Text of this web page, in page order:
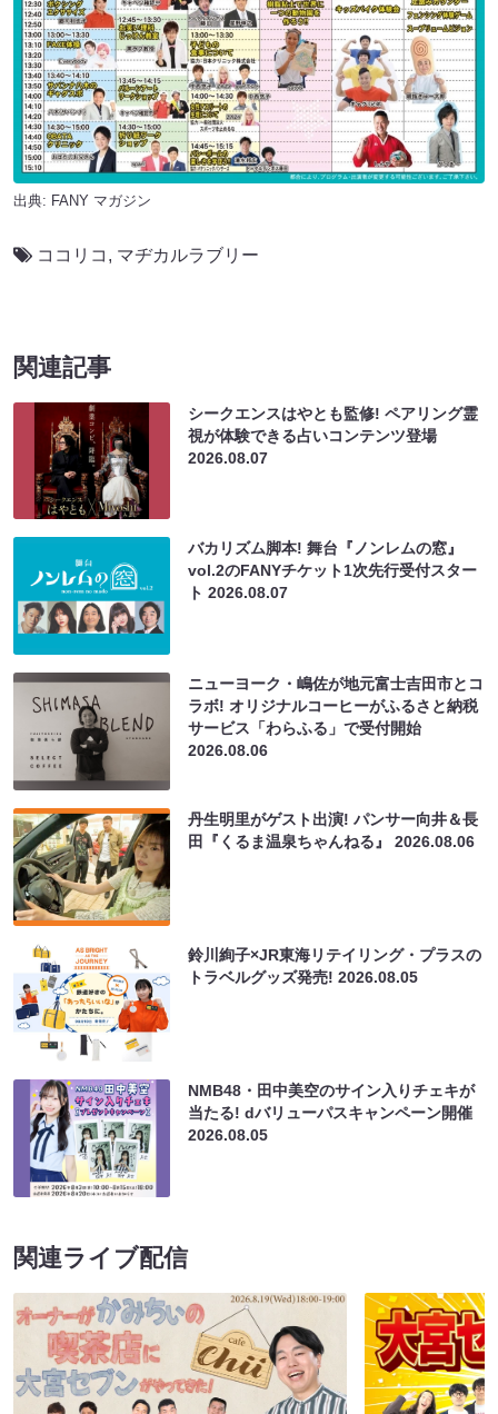
出典: FANY マガジン
ココリコ , マヂカルラブリー
関連記事
シークエンスはやとも監修! ペアリング霊
視が体験できる占いコンテンツ登場
2026.08.07
バカリズム脚本! 舞台『ノンレムの窓』
vol.2のFANYチケット1次先行受付スター
ト2026.08.07
ニューヨーク・嶋佐が地元富士吉田市とコ
ラボ! オリジナルコーヒーがふるさと納税
サービス「わらふる」で受付開始
2026.08.06
丹生明里がゲスト出演! パンサー向井＆長
田『くるま温泉ちゃんねる』2026.08.06
鈴川絢子×JR東海リテイリング・プラスの
トラベルグッズ発売!2026.08.05
NMB48・田中美空のサイン入りチェキが
当たる! dバリューパスキャンペーン開催
2026.08.05
関連ライブ配信